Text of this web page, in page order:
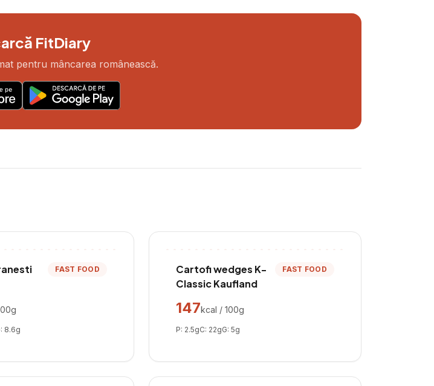
FitDiary
pentru mâncarea românească.
FAST FOOD
8.6g
Cartofi wedges K-
Classic Kaufland
FAST FOOD
147kcal / 100g
P: 2.5gC: 22gG: 5g